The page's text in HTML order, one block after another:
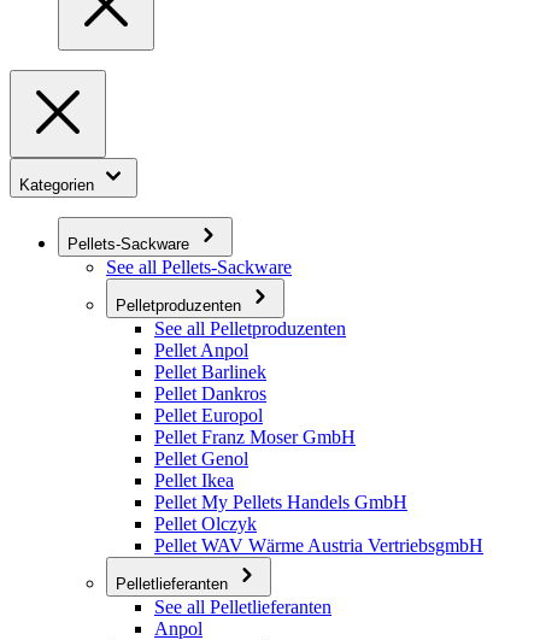
Kategorien
Pellets-Sackware
See all Pellets-Sackware
Pelletproduzenten
See all Pelletproduzenten
Pellet Anpol
Pellet Barlinek
Pellet Dankros
Pellet Europol
Pellet Franz Moser GmbH
Pellet Genol
Pellet Ikea
Pellet My Pellets Handels GmbH
Pellet Olczyk
Pellet WAV Wärme Austria VertriebsgmbH
Pelletlieferanten
See all Pelletlieferanten
Anpol